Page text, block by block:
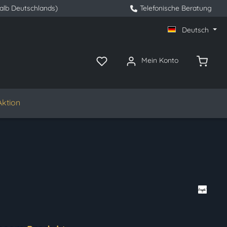
Deutschlands) Telefonische Beratung
Deutsch
Mein Konto